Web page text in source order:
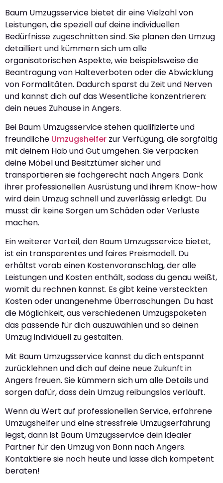
Baum Umzugsservice bietet dir eine Vielzahl von
Leistungen, die speziell auf deine individuellen
Bedürfnisse zugeschnitten sind. Sie planen den Umzug
detailliert und kümmern sich um alle
organisatorischen Aspekte, wie beispielsweise die
Beantragung von Halteverboten oder die Abwicklung
von Formalitäten. Dadurch sparst du Zeit und Nerven
und kannst dich auf das Wesentliche konzentrieren:
dein neues Zuhause in Angers.
Bei Baum Umzugsservice stehen qualifizierte und
freundliche Umzugshelfer zur Verfügung, die sorgfältig
mit deinem Hab und Gut umgehen. Sie verpacken
deine Möbel und Besitztümer sicher und
transportieren sie fachgerecht nach Angers. Dank
ihrer professionellen Ausrüstung und ihrem Know-how
wird dein Umzug schnell und zuverlässig erledigt. Du
musst dir keine Sorgen um Schäden oder Verluste
machen.
Ein weiterer Vorteil, den Baum Umzugsservice bietet,
ist ein transparentes und faires Preismodell. Du
erhältst vorab einen Kostenvoranschlag, der alle
Leistungen und Kosten enthält, sodass du genau weißt,
womit du rechnen kannst. Es gibt keine versteckten
Kosten oder unangenehme Überraschungen. Du hast
die Möglichkeit, aus verschiedenen Umzugspaketen
das passende für dich auszuwählen und so deinen
Umzug individuell zu gestalten.
Mit Baum Umzugsservice kannst du dich entspannt
zurücklehnen und dich auf deine neue Zukunft in
Angers freuen. Sie kümmern sich um alle Details und
sorgen dafür, dass dein Umzug reibungslos verläuft.
Wenn du Wert auf professionellen Service, erfahrene
Umzugshelfer und eine stressfreie Umzugserfahrung
legst, dann ist Baum Umzugsservice dein idealer
Partner für den Umzug von Bonn nach Angers.
Kontaktiere sie noch heute und lasse dich kompetent
beraten!